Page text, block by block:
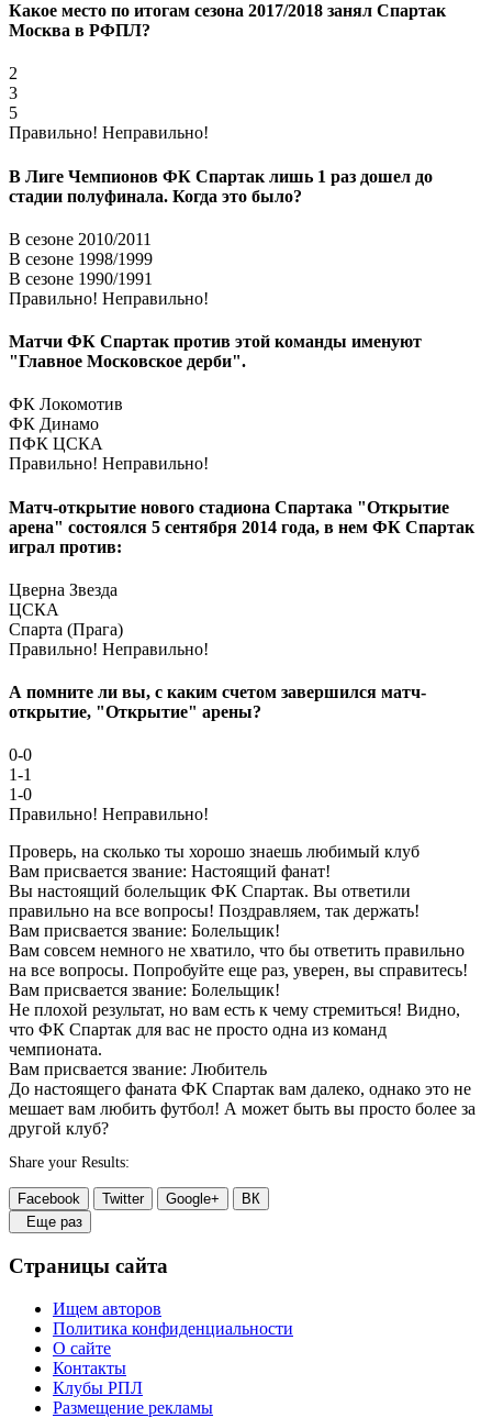
Какое место по итогам сезона 2017/2018 занял Спартак
Москва в РФПЛ?
2
3
5
Правильно! Неправильно!
В Лиге Чемпионов ФК Спартак лишь 1 раз дошел до
стадии полуфинала. Когда это было?
В сезоне 2010/2011
В сезоне 1998/1999
В сезоне 1990/1991
Правильно! Неправильно!
Матчи ФК Спартак против этой команды именуют
"Главное Московское дерби".
ФК Локомотив
ФК Динамо
ПФК ЦСКА
Правильно! Неправильно!
Матч-открытие нового стадиона Спартака "Открытие
арена" состоялся 5 сентября 2014 года, в нем ФК Спартак
играл против:
Цверна Звезда
ЦСКА
Спарта (Прага)
Правильно! Неправильно!
А помните ли вы, с каким счетом завершился матч-
открытие, "Открытие" арены?
0-0
1-1
1-0
Правильно! Неправильно!
Проверь, на сколько ты хорошо знаешь любимый клуб
Вам присвается звание: Настоящий фанат!
Вы настоящий болельщик ФК Спартак. Вы ответили
правильно на все вопросы! Поздравляем, так держать!
Вам присвается звание: Болельщик!
Вам совсем немного не хватило, что бы ответить правильно
на все вопросы. Попробуйте еще раз, уверен, вы справитесь!
Вам присвается звание: Болельщик!
Не плохой результат, но вам есть к чему стремиться! Видно,
что ФК Спартак для вас не просто одна из команд
чемпионата.
Вам присвается звание: Любитель
До настоящего фаната ФК Спартак вам далеко, однако это не
мешает вам любить футбол! А может быть вы просто более за
другой клуб?
Share your Results:
Facebook Twitter Google+
ВК
Еще раз
Страницы сайта
Ищем авторов
Политика конфиденциальности
О сайте
Контакты
Клубы РПЛ
Размещение рекламы